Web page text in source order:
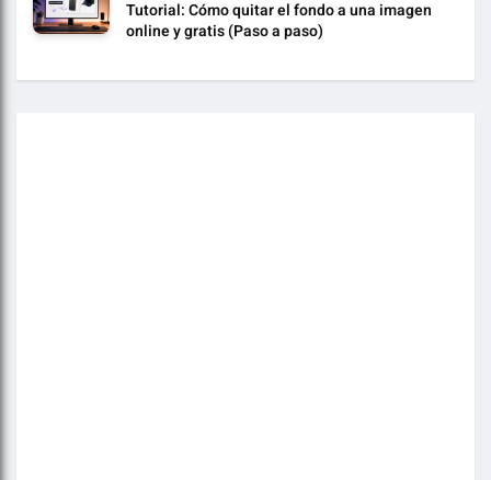
Tutorial: Cómo quitar el fondo a una imagen
online y gratis (Paso a paso)